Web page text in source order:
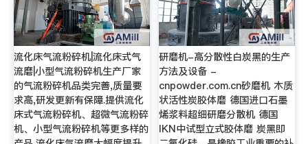
流化床气流粉碎机|流化床式气
流磨|小型气流粉碎机生产厂家
的气流粉碎机品类完善,质量要
求高,研发更新有保障.提供流化
床式气流粉碎机、超微气流粉碎
机、小型气流粉碎机等更多样的
研磨机-高分散性白炭黑的生产
方法及设备 -
cnpowder.com.cn砂磨机 木质
状活性炭胶体磨 德国进口石墨
烯浆料超细研磨分散机 德国
IKN中试型立式胶体磨 炭黑即